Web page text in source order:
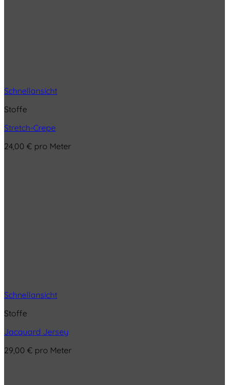
Schnellansicht
Stoffe
Stretch-Crepe
24,00 € pro Meter
Schnellansicht
Stoffe
Jacquard Jersey
29,00 € pro Meter